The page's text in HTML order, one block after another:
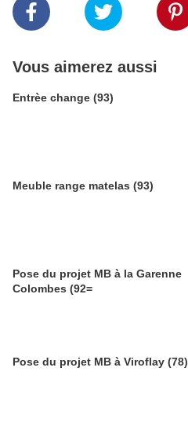
Vous aimerez aussi
Entrèe change (93)
Meuble range matelas (93)
Pose du projet MB à la Garenne
Colombes (92=
Pose du projet MB à Viroflay (78)